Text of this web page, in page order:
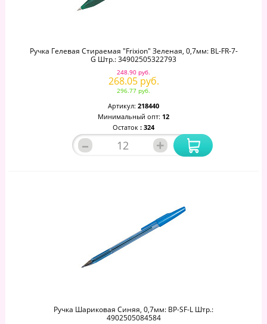
Ручка Гелевая Стираемая "Frixion" Зеленая, 0,7мм: BL-FR-7-
G Штр.: 34902505322793
248.90 руб.
268.05 руб.
296.77 руб.
Артикул: 218440
Минимальный опт: 12
Остаток : 324
– +
Ручка Шариковая Синяя, 0,7мм: BP-SF-L Штр.:
4902505084584